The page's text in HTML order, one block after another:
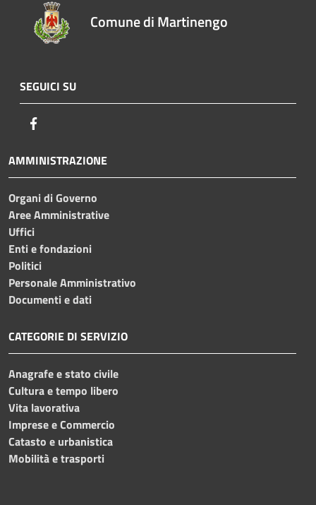
Comune di Martinengo
SEGUICI SU
AMMINISTRAZIONE
Organi di Governo
Aree Amministrative
Uffici
Enti e fondazioni
Politici
Personale Amministrativo
Documenti e dati
CATEGORIE DI SERVIZIO
Anagrafe e stato civile
Cultura e tempo libero
Vita lavorativa
Imprese e Commercio
Catasto e urbanistica
Mobilità e trasporti